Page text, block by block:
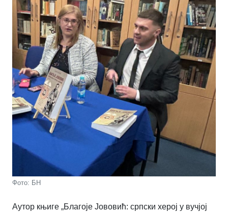
Фото: БН
Аутор књиге „Благоје Јововић: српски херој у вучјој